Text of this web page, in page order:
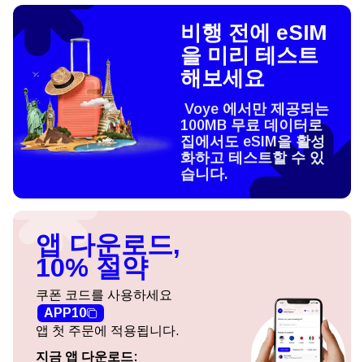
비행 전에 eSIM
을 미리 테스트
해보세요
Voye 에서만 제공되는
100MB 무료 데이터로
집에서도 eSIM을 활성
화하고 테스트할 수 있
습니다.
앱 다운로드,
10% 절약
쿠폰 코드를 사용하세요
APP10
앱 첫 주문에 적용됩니다.
지금 앱 다운로드: